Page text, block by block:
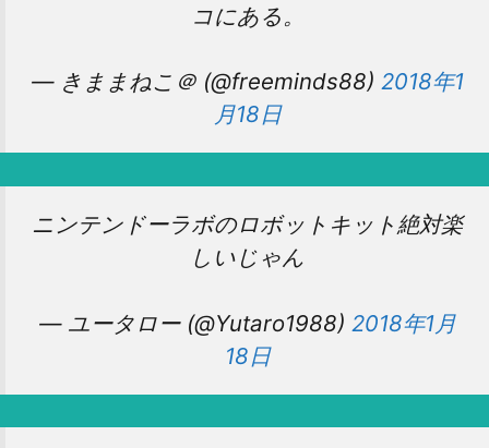
コにある。
— きままねこ＠ (@freeminds88) 2018年1
月18日
ニンテンドーラボのロボットキット絶対楽
しいじゃん
— ユータロー (@Yutaro1988) 2018年1月
18日